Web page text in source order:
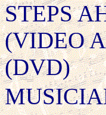
STEPS
(VIDEO
(DVD)